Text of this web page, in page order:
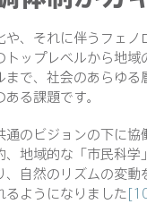
、それに伴うフェノ
トップレベルから地域
まで、社会のあらゆる
る課題です。
のビジョンの下に協
、地域的な「市民科学
、自然のリズムの変動
るようになりました